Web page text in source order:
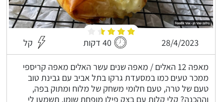
28/4/2023 40 דקות קל
מאפה 12 האלים / מאפה שנים עשר האלים מאפה קריספי
ממכר טעים כמו במסעדת גרקו בתל אביב עם גבינת טוב
טעם של טרה, טעם חלומי משחק של מלוח ומתוק בפה,
וההכנה? קלי קלות עם בצק פילו מופחת שומן, תשמעו לי